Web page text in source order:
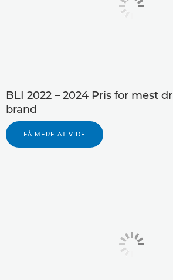
BLI 2022 – 2024 Pris for mest
brand
FÅ MERE AT VIDE